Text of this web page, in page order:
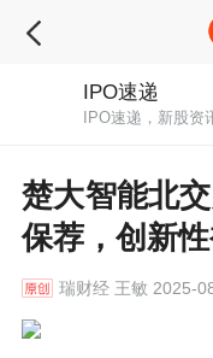
IPO速递
IPO速递，新股资
楚大智能北
保荐，创新
瑞财经王敏 2025-